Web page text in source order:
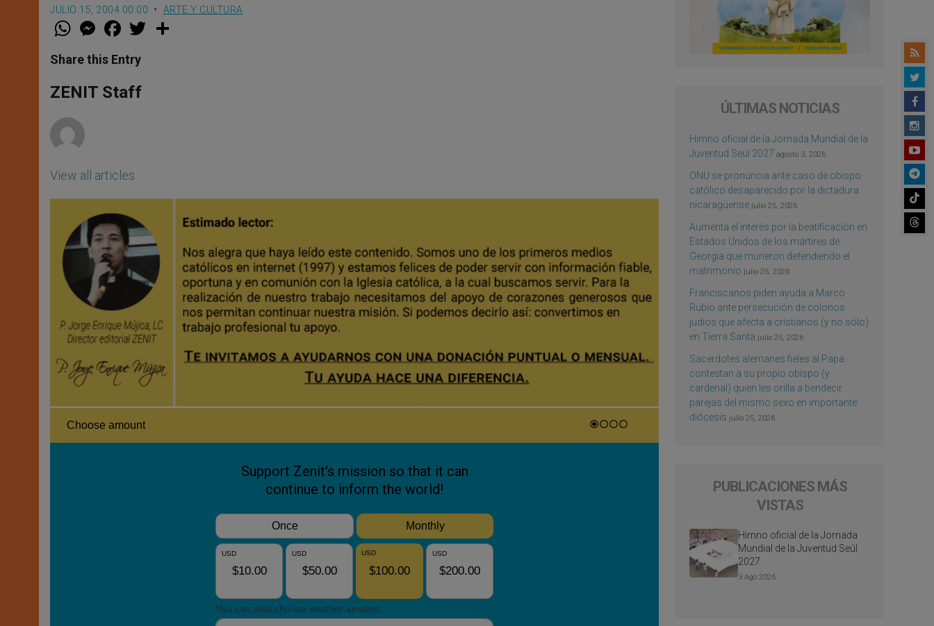
JULIO 15, 2004 00:00 ARTE Y CULTURA
W
t
s
p
p
M
e
s
e
g
e
F
a
e
b
o
k
w
Share this Entry
ZENIT Staff
View all articles
ÚLTIMAS NOTICIAS
Himno oficial de la Jornada Mundial de la
Juventud Seúl 2027 agosto 3, 2026
ONU se pronuncia ante caso de obispo
católico desaparecido por la dictadura
nicaragüense julio 25, 2026
Aumenta el interés por la beatificación en
Estados Unidos de los mártires de
Georgia que murieron defendiendo el
matrimonio julio 25, 2026
Franciscanos piden ayuda a Marco
Rubio ante persecución de colonos
judíos que afecta a cristianos (y no sólo)
en Tierra Santa julio 25, 2026
Sacerdotes alemanes fieles al Papa
contestan a su propio obispo (y
cardenal) quien les orilla a bendecir
parejas del mismo sexo en importante
diócesis julio 25, 2026
PUBLICACIONES MÁS
VISTAS
Himno oficial de la Jornada
Mundial de la Juventud Seúl
2027
3 Ago 2026